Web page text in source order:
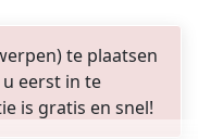
te plaatsen
eerst in te
is gratis en snel!